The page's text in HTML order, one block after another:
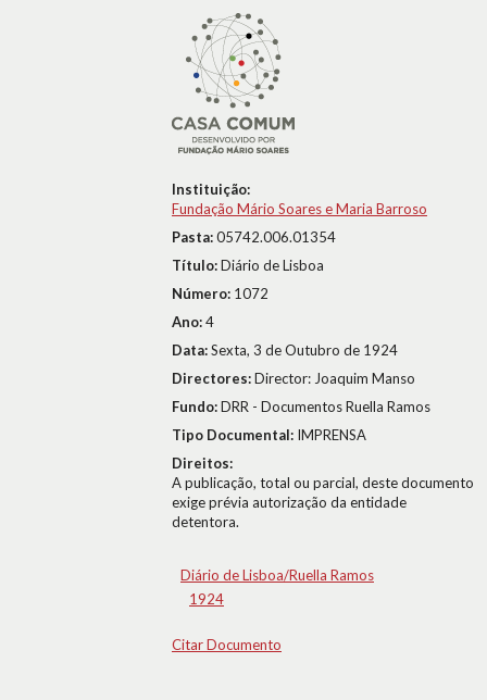
Instituição:
Fundação Mário Soares e Maria Barroso
Pasta:05742.006.01354
Título:Diário de Lisboa
Número: 1072
Ano:4
Data:Sexta, 3 de Outubro de 1924
Directores:Director: Joaquim Manso
Fundo:DRR - Documentos Ruella Ramos
Tipo Documental: IMPRENSA
Direitos:
A publicação, total ou parcial, deste documento
exige prévia autorização da entidade
detentora.
Diário de Lisboa/Ruella Ramos
1924
Citar Documento